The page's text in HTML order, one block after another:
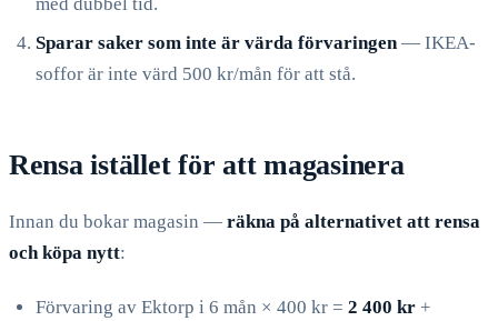
Sparar saker som inte är värda förvaringen — IKEA-
soffor är inte värd 500 kr/mån för att stå.
Rensa istället för att magasinera
Innan du bokar magasin — räkna på alternativet att rensa
och köpa nytt:
Förvaring av Ektorp i 6 mån × 400 kr = 2 400 kr +